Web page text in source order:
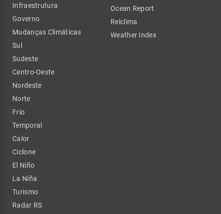
Infraestrutura
Governo
Mudanças Climáticas
Sul
Sudeste
Centro-Oeste
Nordeste
Norte
Frio
Temporal
Calor
Ciclone
El Niño
La Niña
Turismo
Radar RS
Ocean Report
Relclima
Weather Index